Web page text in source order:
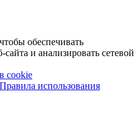
обеспечивать
и анализировать сетевой
cookie
Правила использования